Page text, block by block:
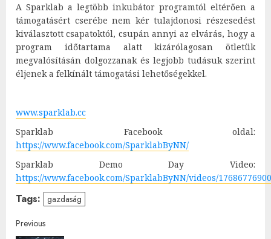
A Sparklab a legtöbb inkubátor programtól eltérően a
támogatásért cserébe nem kér tulajdonosi részesedést
kiválasztott csapatoktól, csupán annyi az elvárás, hogy a
program időtartama alatt kizárólagosan ötletük
megvalósításán dolgozzanak és legjobb tudásuk szerint
éljenek a felkínált támogatási lehetőségekkel.
www.sparklab.cc
Sparklab Facebook oldal:
https://www.facebook.com/SparklabByNN/
Sparklab Demo Day Video:
https://www.facebook.com/SparklabByNN/videos/
Tags: gazdaság
Post
Previous